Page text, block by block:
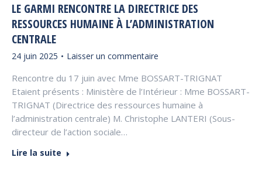
LE GARMI RENCONTRE LA DIRECTRICE DES
RESSOURCES HUMAINE À L’ADMINISTRATION
CENTRALE
24 juin 2025 Laisser un commentaire
Rencontre du 17 juin avec Mme BOSSART-TRIGNAT
Etaient présents : Ministère de l’Intérieur : Mme BOSSART-
TRIGNAT (Directrice des ressources humaine à
l’administration centrale) M. Christophe LANTERI (Sous-
directeur de l’action sociale…
Lire la suite